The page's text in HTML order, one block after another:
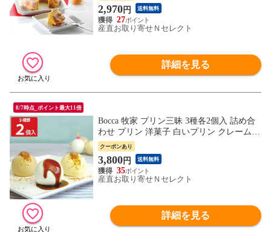
2,970円 送料無料
27
産直お取り寄せＮセレクト
詳細を見る
8/7時点_ポイント最大11倍
Bocca 牧家 プリン三昧 3種各2個入 詰め合
わせ プリン 洋菓子 白いプリン クレームブ
リュレ 塩キャラメルプリン スイーツ デザ
ート おやつ 北海道 だて牛乳【沖縄県・離
島 配送不可】
クーポンあり
3,800円 送料無料
35
産直お取り寄せＮセレクト
詳細を見る